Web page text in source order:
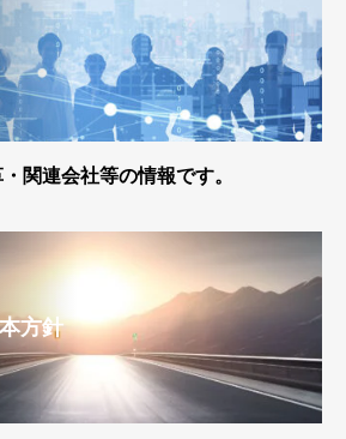
関連会社等の情報です。
方針